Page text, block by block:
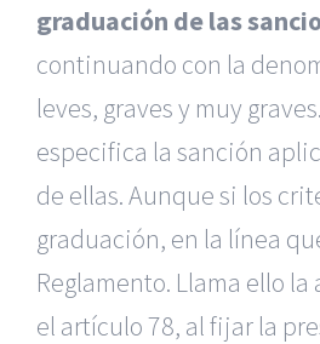
graduación de las
continuando con la
leves, graves y muy
especifica la sanción
de ellas. Aunque si los
graduación, en la línea
Reglamento. Llama ello
el artículo 78, al fijar la